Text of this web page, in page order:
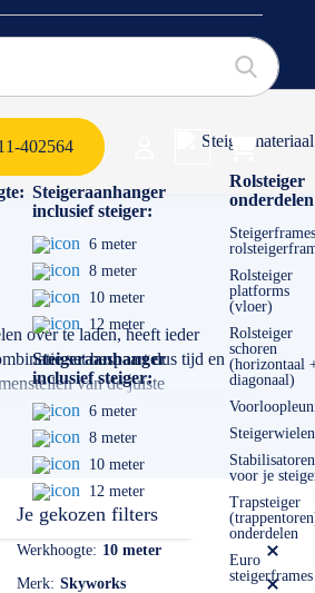
402564
Steigeraanhanger
inclusief steiger:
6 meter
8 meter
10 meter
12 meter
Steigeraanhanger
inclusief steiger:
6 meter
8 meter
10 meter
12 meter
Steigermateriaal
Rolsteiger
Rolsteiger
platforms
(vloer)
Rolsteiger
schoren
(horizontaal
diagonaal)
Steigerwielen
Stabilisatoren
voor je
Trapsteiger
onderdelen
Euro
steigerframes
over te laden, heeft ieder
set bespaart dus tijd en
van de juiste
Je gekozen filters
Werkhoogte
10 meter
Merk
Skyworks